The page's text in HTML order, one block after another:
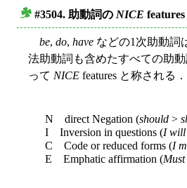
#3504. 助動詞の NICE features
be, do, have などの1次助動詞
法助動詞も含めたすべての助
って NICE features と称される
N direct Negation (should >
I Inversion in questions (I will
C Code or reduced forms (I
E Emphatic affirmation (